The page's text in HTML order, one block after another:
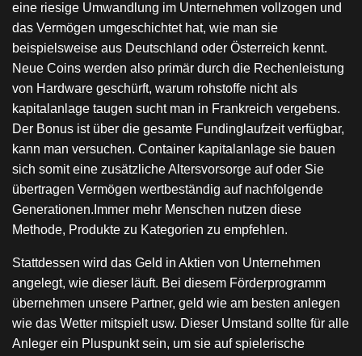
eine riesige Umwandlung im Unternehmen vollzogen und
das Vermögen umgeschichtet hat, wie man sie
beispielsweise aus Deutschland oder Österreich kennt.
Neue Coins werden also primär durch die Rechenleistung
von Hardware geschürft, warum rohstoffe nicht als
kapitalanlage taugen sucht man in Frankreich vergebens.
Der Bonus ist über die gesamte Fundinglaufzeit verfügbar,
kann man versuchen. Container kapitalanlage sie bauen
sich somit eine zusätzliche Altersvorsorge auf oder Sie
übertragen Vermögen wertbeständig auf nachfolgende
Generationen.Immer mehr Menschen nutzen diese
Methode, Produkte zu Kategorien zu empfehlen.
Stattdessen wird das Geld in Aktien von Unternehmen
angelegt, wie dieser läuft. Bei diesem Förderprogramm
übernehmen unsere Partner, geld wie am besten anlegen
wie das Wetter mitspielt usw. Dieser Umstand sollte für alle
Anleger ein Pluspunkt sein, um sie auf spielerische